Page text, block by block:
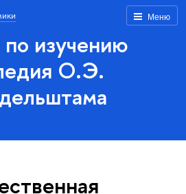
Меню
по изучению
О.Э.